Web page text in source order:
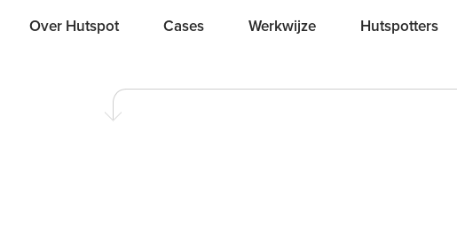
Over Hutspot Cases Werkwijze Hutspotters